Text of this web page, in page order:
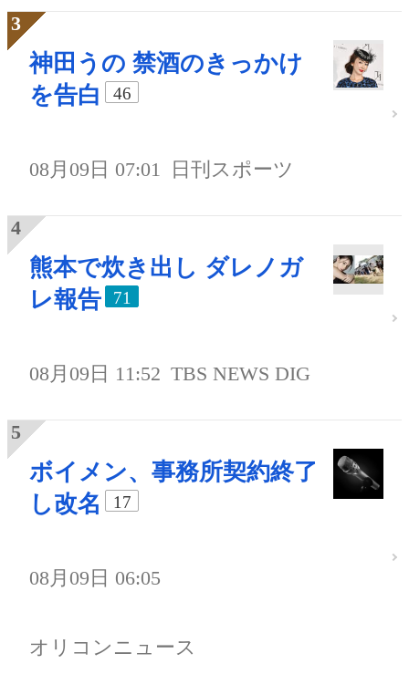
神田うの 禁酒のきっかけ
を告白
46
08月09日 07:01 日刊スポーツ
熊本で炊き出し ダレノガ
レ報告
71
08月09日 11:52 TBS NEWS DIG
ボイメン、事務所契約終了
し改名
17
08月09日 06:05
オリコンニュース